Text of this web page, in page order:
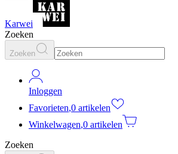
Karwei
Zoeken
Zoeken
Inloggen
Favorieten,0 artikelen
Winkelwagen,0 artikelen
Zoeken